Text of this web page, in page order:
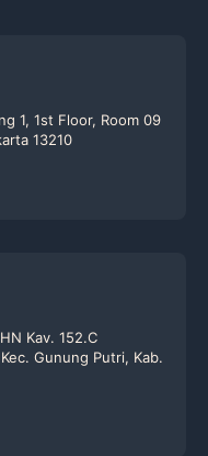
1, 1st Floor, Room 09
13210
Kav. 152.C
Gunung Putri, Kab.